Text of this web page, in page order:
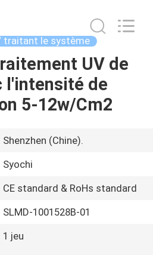
traitant le système
UV de
l'intensité de
5-12w/Cm2
Shenzhen (Chine).
Syochi
CE standard & RoHs standard
SLMD-1001528B-01
1 jeu